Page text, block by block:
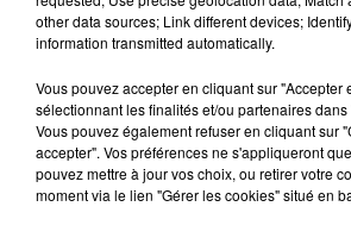
other data sources; Link different devices;
information transmitted automatically.
Vous pouvez accepter en cliquant sur "Accepter
sélectionnant les finalités et/ou partenaires dans
Vous pouvez également refuser en cliquant sur
accepter". Vos préférences ne s'appliqueront
pouvez mettre à jour vos choix, ou retirer votre
moment via le lien "Gérer les cookies" situé en